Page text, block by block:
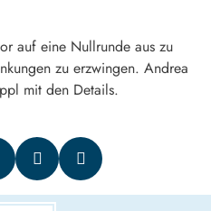
auf eine Nullrunde aus zu
zu erzwingen. Andrea
mit den Details.